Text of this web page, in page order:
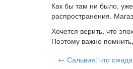
Как бы там ни было,
распространения.
Хочется верить, что
Поэтому важно
← Сальвия: что